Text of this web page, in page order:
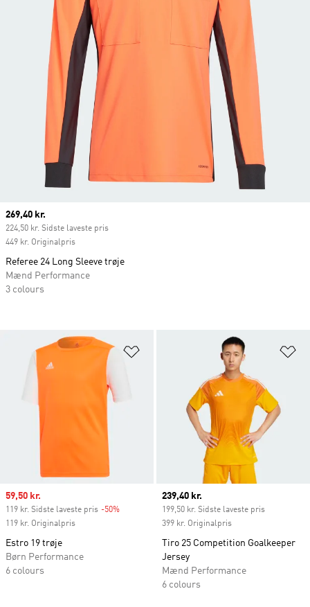
Sale price
59,50 kr.
119 kr. Sidste laveste pris -50%
119 kr. Originalpris
Estro 19 trøje
Børn Performance
6 colours
Current price
239,40 kr.
199,50 kr. Sidste laveste pris
399 kr. Originalpris
Tiro 25 Competition Goalkeeper
Jersey
Mænd Performance
6 colours
Current price
269,40 kr.
224,50 kr. Sidste laveste pris
449 kr. Originalpris
Referee 24 Long Sleeve trøje
Mænd Performance
3 colours